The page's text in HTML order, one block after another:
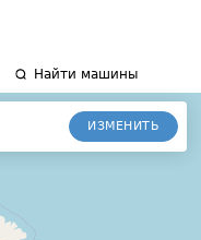
Найти машины
ИЗМЕНИТЬ